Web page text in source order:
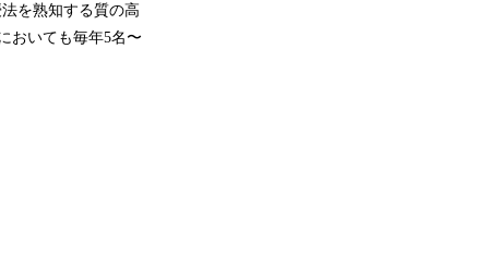
を熟知する質の高
おいても毎年5名〜